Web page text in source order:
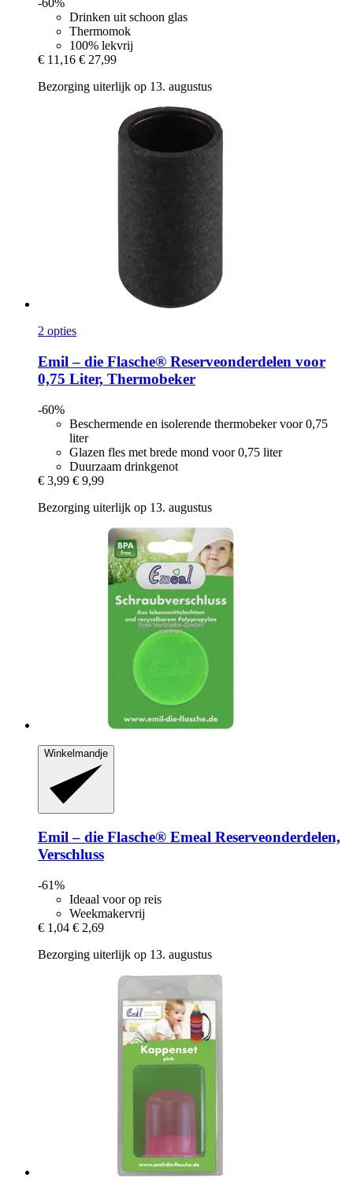
-60%
Drinken uit schoon glas
Thermomok
100% lekvrij
€ 11,16 € 27,99
Bezorging uiterlijk op 13. augustus
2 opties
Emil – die Flasche® Reserveonderdelen voor
0,75 Liter, Thermobeker
-60%
Beschermende en isolerende thermobeker voor 0,75
liter
Glazen fles met brede mond voor 0,75 liter
Duurzaam drinkgenot
€ 3,99 € 9,99
Bezorging uiterlijk op 13. augustus
Winkelmandje
Emil – die Flasche® Emeal Reserveonderdelen,
Verschluss
-61%
Ideaal voor op reis
Weekmakervrij
€ 1,04 € 2,69
Bezorging uiterlijk op 13. augustus